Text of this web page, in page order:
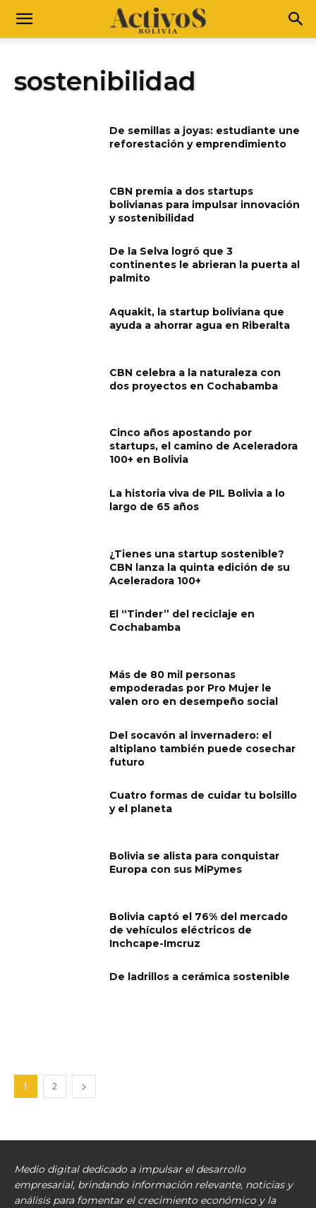
sostenibilidad
De semillas a joyas: estudiante une
reforestación y emprendimiento
CBN premia a dos startups
bolivianas para impulsar innovación
y sostenibilidad
De la Selva logró que 3
continentes le abrieran la puerta al
palmito
Aquakit, la startup boliviana que
ayuda a ahorrar agua en Riberalta
CBN celebra a la naturaleza con
dos proyectos en Cochabamba
Cinco años apostando por
startups, el camino de Aceleradora
100+ en Bolivia
La historia viva de PIL Bolivia a lo
largo de 65 años
¿Tienes una startup sostenible?
CBN lanza la quinta edición de su
Aceleradora 100+
El “Tinder” del reciclaje en
Cochabamba
Más de 80 mil personas
empoderadas por Pro Mujer le
valen oro en desempeño social
Del socavón al invernadero: el
altiplano también puede cosechar
futuro
Cuatro formas de cuidar tu bolsillo
y el planeta
Bolivia se alista para conquistar
Europa con sus MiPymes
Bolivia captó el 76% del mercado
de vehículos eléctricos de
Inchcape-Imcruz
De ladrillos a cerámica sostenible
1 2
Medio digital dedicado a impulsar el desarrollo
empresarial, brindando información relevante, noticias y
análisis para fomentar el crecimiento económico y la